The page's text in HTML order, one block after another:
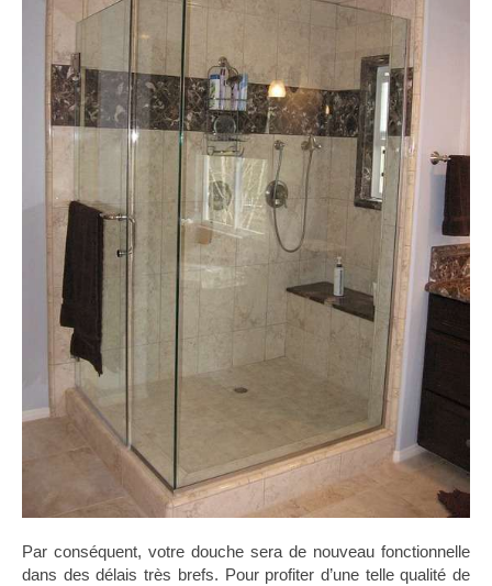
Par conséquent, votre douche sera de nouveau fonctionnelle
dans des délais très brefs. Pour profiter d’une telle qualité de